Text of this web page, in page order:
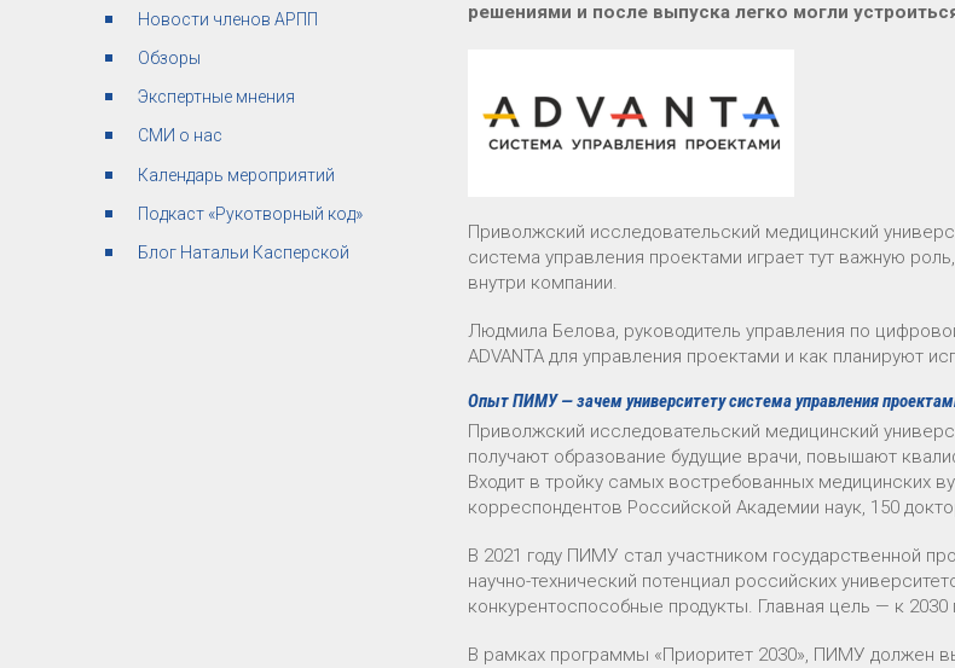
Новости членов АРПП
Обзоры
Экспертные мнения
СМИ о нас
Календарь мероприятий
Подкаст «Рукотворный код»
Блог Натальи Касперской
решениями и после выпуска легко могли
Приволжский исследовательский медицинский
система управления проектами играет тут важную
внутри компании.
Людмила Белова, руководитель управления по
ADVANTA для управления проектами и как планируют
Опыт ПИМУ — зачем университету система управления
Приволжский исследовательский медицинский
получают образование будущие врачи, повышают
Входит в тройку самых востребованных медицинских
корреспондентов Российской Академии наук, 150
В 2021 году ПИМУ стал участником государственной
научно-технический потенциал российских
конкурентоспособные продукты. Главная цель — к
В рамках программы «Приоритет 2030», ПИМУ должен